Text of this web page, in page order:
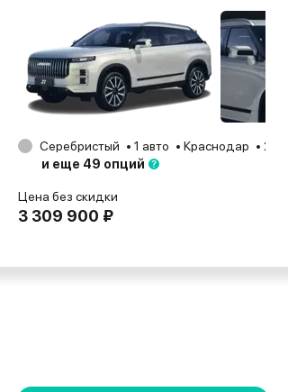
Серебристый 1 авто Краснодар
2025
и еще 49 опций
Цена без скидки
3 309 900 ₽